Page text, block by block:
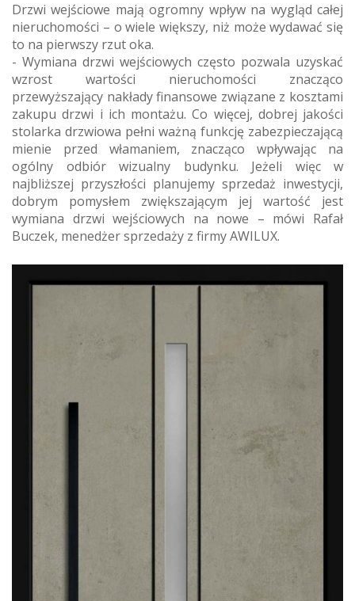
Drzwi wejściowe mają ogromny wpływ na wygląd całej
nieruchomości – o wiele większy, niż może wydawać się
to na pierwszy rzut oka.
- Wymiana drzwi wejściowych często pozwala uzyskać
wzrost wartości nieruchomości znacząco
przewyższający nakłady finansowe związane z kosztami
zakupu drzwi i ich montażu. Co więcej, dobrej jakości
stolarka drzwiowa pełni ważną funkcję zabezpieczającą
mienie przed włamaniem, znacząco wpływając na
ogólny odbiór wizualny budynku. Jeżeli więc w
najbliższej przyszłości planujemy sprzedaż inwestycji,
dobrym pomysłem zwiększającym jej wartość jest
wymiana drzwi wejściowych na nowe – mówi Rafał
Buczek, menedżer sprzedaży z firmy AWILUX.